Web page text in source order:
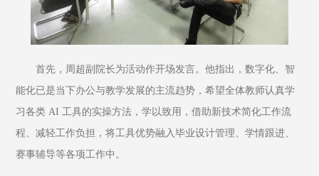
首先，周超副院长为活动作开场发言。他指出，数字化、智
能化已是当下办公与教学发展的主流趋势，希望全体教师认真学
习各类 AI 工具的实操方法，学以致用，借助新技术简化工作流
程、减轻工作负担，将工具优势融入毕业设计管理、学情跟进、
赛事辅导等各项工作中。